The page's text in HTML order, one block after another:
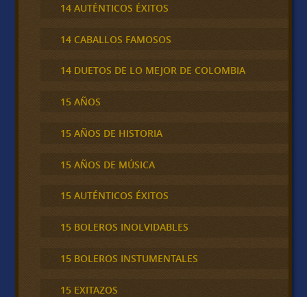
14 AUTÉNTICOS ÉXITOS
14 CABALLOS FAMOSOS
14 DUETOS DE LO MEJOR DE COLOMBIA
15 AÑOS
15 AÑOS DE HISTORIA
15 AÑOS DE MÚSICA
15 AUTÉNTICOS ÉXITOS
15 BOLEROS INOLVIDABLES
15 BOLEROS INSTUMENTALES
15 EXITAZOS